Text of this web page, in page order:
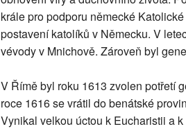
krále pro podporu německé
postavení katolíků v Německu. V
vévody v Mnichově. Zároveň byl
V Římě byl roku 1613 zvolen potřetí
roce 1616 se vrátil do benátské
Vynikal velkou úctou k Eucharistii a